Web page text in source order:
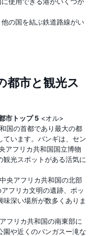
の国を結ぶ鉄道路線がい
都市と観光ス
市トップ 5 <オル>
国の首都であり最大の都
います。バンギは、セン
アフリカ共和国国立博物
光スポットがある活気に
央アフリカ共和国の北部
フリカ文明の遺跡、ボッ
深い場所が数多くありま
フリカ共和国の南東部に
園や近くのバンガスー滝な